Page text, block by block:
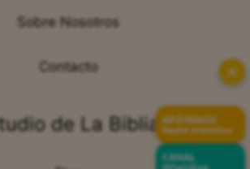
Sobre Nosotros
Contacto
de La Biblia
✕
APÓYANOS
Hazte miembro
CANAL
WhatsApp